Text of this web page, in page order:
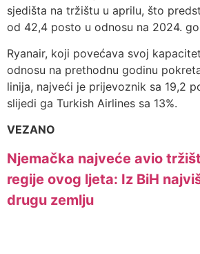
sjedišta na tržištu u aprilu, što
od 42,4 posto u odnosu na 2024.
Ryanair, koji povećava svoj
odnosu na prethodnu godinu
linija, najveći je prijevoznik sa 19,2
slijedi ga Turkish Airlines sa 13%.
VEZANO
Njemačka najveće avio
regije ovog ljeta: Iz BiH
drugu zemlju